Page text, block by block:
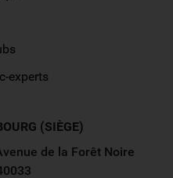
experts
(SIÈGE)
de la Forêt Noire